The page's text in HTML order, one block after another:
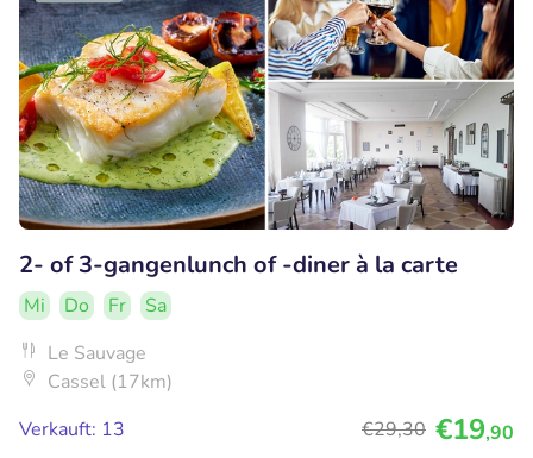
2- of 3-gangenlunch of -diner à la carte
Mi Do Fr
Sa
Le Sauvage
Cassel (17km)
Verkauft: 13
€29,30 €19,90